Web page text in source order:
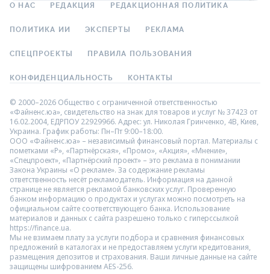
О НАС РЕДАКЦИЯ РЕДАКЦИОННАЯ ПОЛИТИКА
ПОЛИТИКА ИИ ЭКСПЕРТЫ РЕКЛАМА
СПЕЦПРОЕКТЫ ПРАВИЛА ПОЛЬЗОВАНИЯ
КОНФИДЕНЦИАЛЬНОСТЬ КОНТАКТЫ
© 2000–2026 Общество с ограниченной ответственностью
«Файненс.юа», свидетельство на знак для товаров и услуг № 37423 от
16.02.2004, ЕДРПОУ 22929966. Адрес: ул. Николая Гринченко, 4В, Киев,
Украина. График работы: Пн–Пт 9:00–18:00.
ООО «Файненс.юа» – независимый финансовый портал. Материалы с
пометками «Р», «Партнёрская», «Промо», «Акция», «Мнение»,
«Спецпроект», «Партнёрский проект» – это реклама в понимании
Закона Украины «О рекламе». За содержание рекламы
ответственность несёт рекламодатель. Информация на данной
странице не является рекламой банковских услуг. Проверенную
банком информацию о продуктах и услугах можно посмотреть на
официальном сайте соответствующего банка. Использование
материалов и данных с сайта разрешено только с гиперссылкой
https://finance.ua.
Мы не взимаем плату за услуги подбора и сравнения финансовых
предложений в каталогах и не предоставляем услуги кредитования,
размещения депозитов и страхования. Ваши личные данные на сайте
защищены шифрованием AES-256.